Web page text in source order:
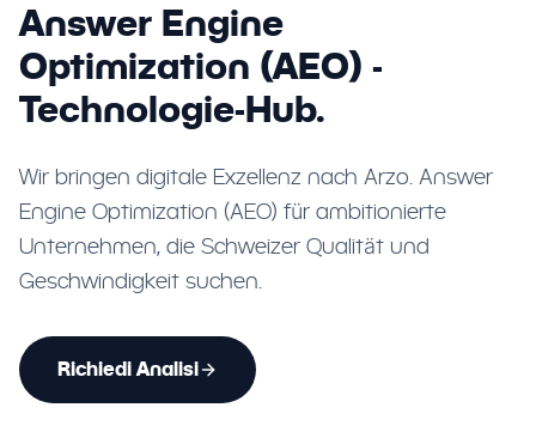
Answer Engine
Optimization (AEO) -
Technologie-Hub.
Wir bringen digitale Exzellenz nach Arzo. Answer
Engine Optimization (AEO) für ambitionierte
Unternehmen, die Schweizer Qualität und
Geschwindigkeit suchen.
Richiedi Analisi